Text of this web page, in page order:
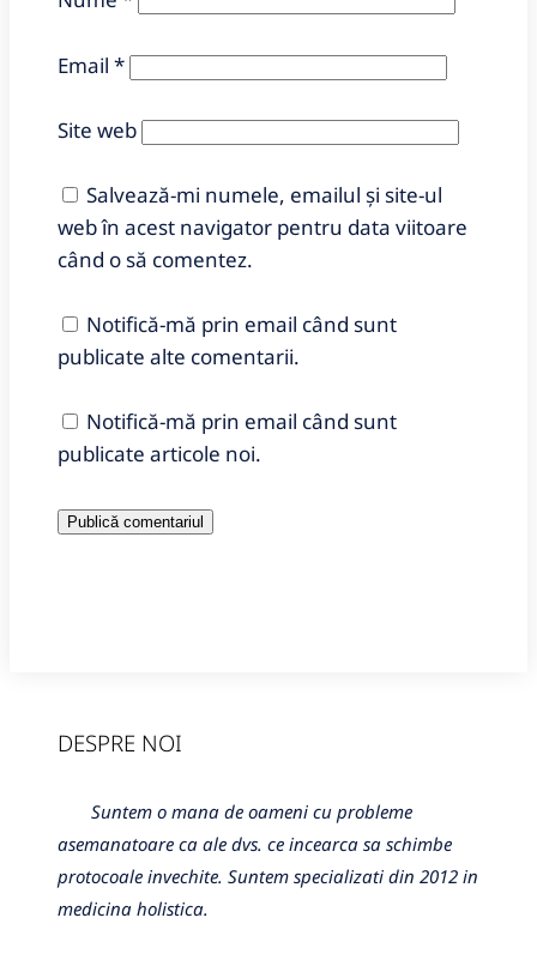
Email *
Site web
Salvează-mi numele, emailul și site-ul
web în acest navigator pentru data viitoare
când o să comentez.
Notifică-mă prin email când sunt
publicate alte comentarii.
Notifică-mă prin email când sunt
publicate articole noi.
DESPRE NOI
Suntem o mana de oameni cu probleme
asemanatoare ca ale dvs. ce incearca sa schimbe
protocoale invechite. Suntem specializati din 2012 in
medicina holistica.